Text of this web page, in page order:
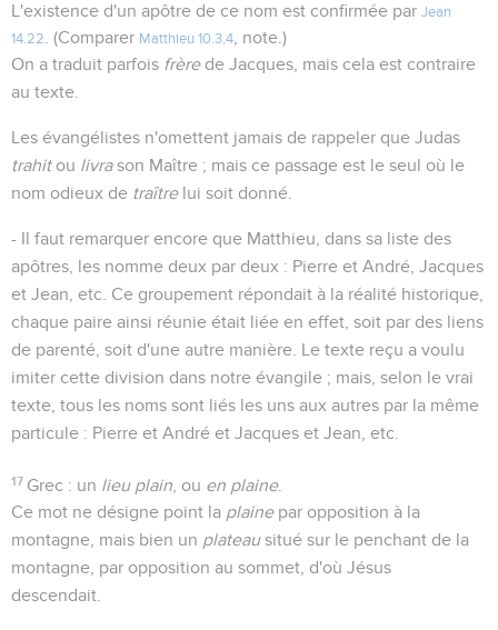
L'existence d'un apôtre de ce nom est confirmée par Jean
14.22
. (Comparer Matthieu 10.3,4
, note.)
On a traduit parfois frèrede Jacques, mais cela est contraire
au texte.
Les évangélistes n'omettent jamais de rappeler que Judas
trahitou livrason Maître ; mais ce passage est le seul où le
nom odieux de traîtrelui soit donné.
- Il faut remarquer encore que Matthieu, dans sa liste des
apôtres, les nomme deux par deux : Pierre et André, Jacques
et Jean, etc. Ce groupement répondait à la réalité historique,
chaque paire ainsi réunie était liée en effet, soit par des liens
de parenté, soit d'une autre manière. Le texte reçu a voulu
imiter cette division dans notre évangile ; mais, selon le vrai
texte, tous les noms sont liés les uns aux autres par la même
particule : Pierre et André et Jacques et Jean, etc.
17 Grec : un lieu plain , ou en plaine.
Ce mot ne désigne point la plainepar opposition à la
montagne, mais bien un plateausitué sur le penchant de la
montagne, par opposition au sommet, d'où Jésus
descendait.